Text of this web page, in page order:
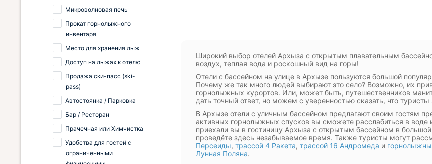
Широкий выбор отелей Архыза с открытым плавательным
воздух, теплая вода и роскошный вид на горы!
Отели с бассейном на улице в Архызе пользуются большой
Почему же так много людей выбирают это село? Возможно, их
горнолыжных курортов. Или, может быть, путешественников
дать точный ответ, но можем с уверенностью сказать, что
В Архызе отели с уличным бассейном предлагают своим гостям
активных горнолыжных спусков вы сможете расслабиться в воде
приехали вы в гостиницу Архыза с открытым бассейном в
проведёте здесь незабываемое время. Также туристы могут
Персеиды, трассой 4 Ракета, трассой 16 Андромеда и
Лунная Поляна.
Микроволновая печь
Прокат горнолыжного
инвентаря
Место для хранения лыж
Доступ на лыжах к отелю
Продажа ски-пасс (ski-
pass)
Автостоянка / Парковка
Бар / Ресторан
Прачечная или Химчистка
Удобства для гостей с
ограниченными